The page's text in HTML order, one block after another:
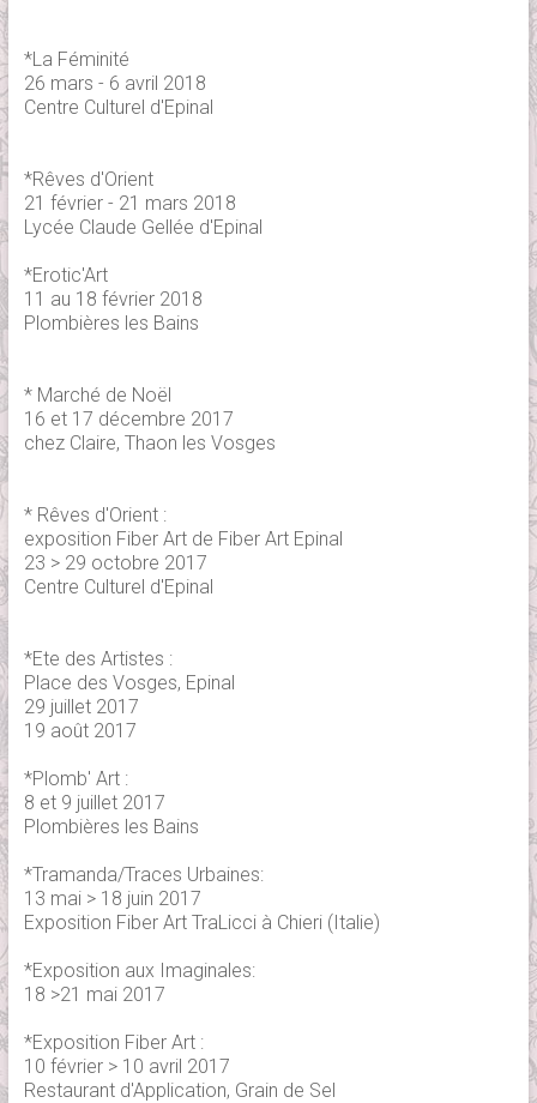
*La Féminité
26 mars - 6 avril 2018
Centre Culturel d'Epinal
*Rêves d'Orient
21 février - 21 mars 2018
Lycée Claude Gellée d'Epinal
*Erotic'Art
11 au 18 février 2018
Plombières les Bains
* Marché de Noël
16 et 17 décembre 2017
chez Claire, Thaon les Vosges
* Rêves d'Orient :
exposition Fiber Art de Fiber Art Epinal
23 > 29 octobre 2017
Centre Culturel d'Epinal
*Ete des Artistes :
Place des Vosges, Epinal
29 juillet 2017
19 août 2017
*Plomb' Art :
8 et 9 juillet 2017
Plombières les Bains
*Tramanda/Traces Urbaines:
13 mai > 18 juin 2017
Exposition Fiber Art TraLicci à Chieri (Italie)
*Exposition aux Imaginales:
18 >21 mai 2017
*Exposition Fiber Art :
10 février > 10 avril 2017
Restaurant d'Application, Grain de Sel